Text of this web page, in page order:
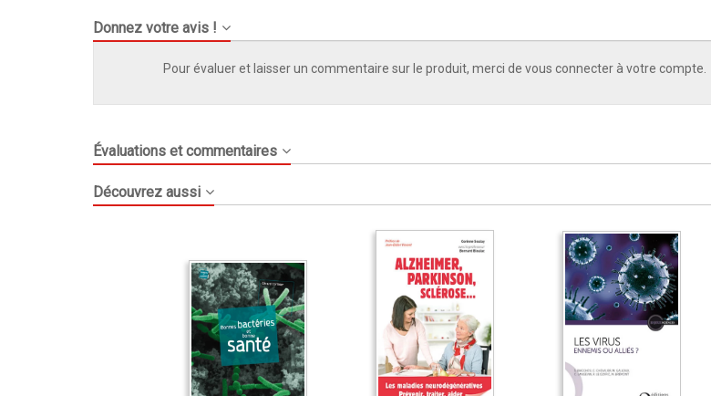
Donnez votre avis !
Pour évaluer et laisser un commentaire sur le produit, merci de vous connecter à votre compte.
Évaluations et commentaires
Découvrez aussi